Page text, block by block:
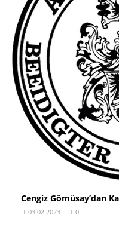
Cengiz Gömüsay’dan
03.02.2023 0